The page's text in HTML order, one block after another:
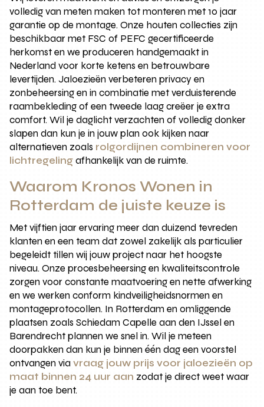
volledig van meten maken tot monteren met 10 jaar
garantie op de montage. Onze houten collecties zijn
beschikbaar met FSC of PEFC gecertificeerde
herkomst en we produceren handgemaakt in
Nederland voor korte ketens en betrouwbare
levertijden. Jaloezieën verbeteren privacy en
zonbeheersing en in combinatie met verduisterende
raambekleding of een tweede laag creëer je extra
comfort. Wil je daglicht verzachten of volledig donker
slapen dan kun je in jouw plan ook kijken naar
alternatieven zoals rolgordijnen combineren voor
lichtregelingafhankelijk van de ruimte.
Waarom Kronos Wonen in
Rotterdam de juiste keuze is
Met vijftien jaar ervaring meer dan duizend tevreden
klanten en een team dat zowel zakelijk als particulier
begeleidt tillen wij jouw project naar het hoogste
niveau. Onze procesbeheersing en kwaliteitscontrole
zorgen voor constante maatvoering en nette afwerking
en we werken conform kindveiligheidsnormen en
montageprotocollen. In Rotterdam en omliggende
plaatsen zoals Schiedam Capelle aan den IJssel en
Barendrecht plannen we snel in. Wil je meteen
doorpakken dan kun je binnen één dag een voorstel
ontvangen viavraag jouw prijs voor jaloezieën op
maat binnen 24 uur aan zodat je direct weet waar
je aan toe bent.